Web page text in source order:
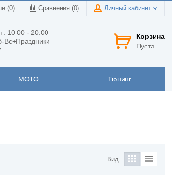
(0) Сравнения (0) Личный кабинет
10:00 - 20:00
Вс+Праздники
Корзина
Пуста
МОТО Тюнинг
Вид